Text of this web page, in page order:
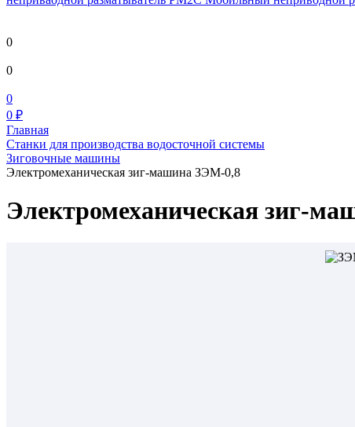
0
0
0
0 ₽
Главная
Станки для производства водосточной системы
Зиговочные машины
Электромеханическая зиг-машина ЗЭМ-0,8
Электромеханическая зиг-